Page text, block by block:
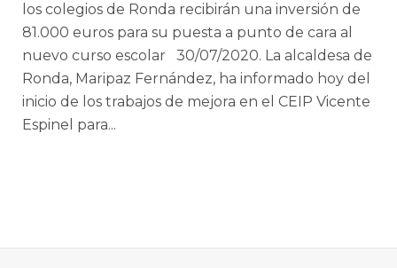
los colegios de Ronda recibirán una inversión de
81.000 euros para su puesta a punto de cara al
nuevo curso escolar 30/07/2020. La alcaldesa de
Ronda, Maripaz Fernández, ha informado hoy del
inicio de los trabajos de mejora en el CEIP Vicente
Espinel para...